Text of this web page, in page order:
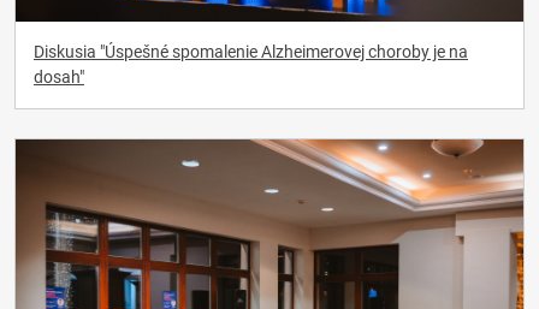
Diskusia "Úspešné spomalenie Alzheimerovej choroby je na
dosah"